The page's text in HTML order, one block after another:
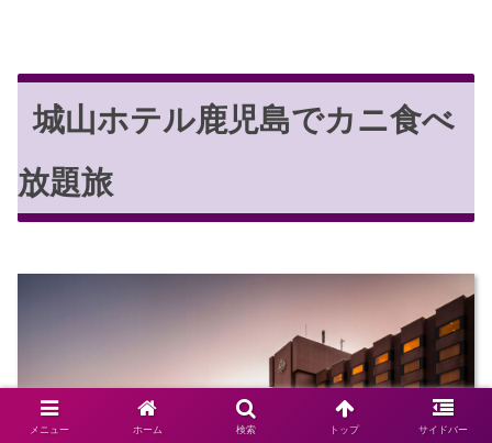
城山ホテル鹿児島でカニ食べ
放題旅
メニュー ホーム 検索 トップ サイドバー